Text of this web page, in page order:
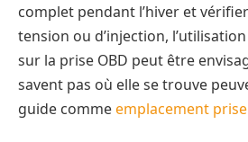
complet pendant l’hiver et
tension ou d’injection,
sur la prise OBD peut être
savent pas où elle se trouve
guide commeemplacement